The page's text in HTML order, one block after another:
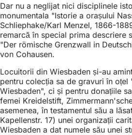
Dar nu a neglijat nici disciplinele
monumentala "Istorie a orașului
Schliephake/Karl Menzel, 1866-
remarcă în special prima descriere
"Der römische Grenzwall in
von Cohausen.
Locuitorii din Wiesbaden și-au
pentru colecția sa de gravuri în oțel
Wiesbaden", ci și pentru donațiile
femei Kreidelstift,
asemenea, în testamentul său a
Kapellenstr. 17) unei organizații
Wiesbaden a dat numele său unei